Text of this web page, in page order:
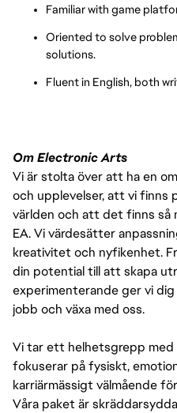
Familiar with game
Oriented to solve
solutions.
Fluent in English, both
Om Electronic Arts
Vi är stolta över att ha en
och upplevelser, att vi finns
världen och att det finns så
EA. Vi värdesätter
kreativitet och nyfikenhet.
din potential till att skapa
experimenterande ger vi
jobb och växa med oss.
Vi tar ett helhetsgrepp
fokuserar på fysiskt,
karriärmässigt välmående
Våra paket är